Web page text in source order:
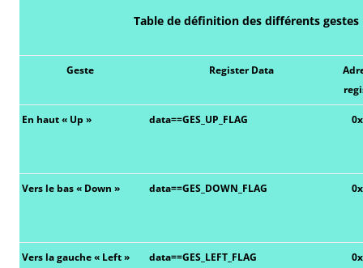
Table de définition des différents gestes
Geste Register Data
En haut « Up » data==GES_UP_FLAG
Vers le bas « Down » data==GES_DOWN_FLAG
Vers la gauche « Left » data==GES_LEFT_FLAG